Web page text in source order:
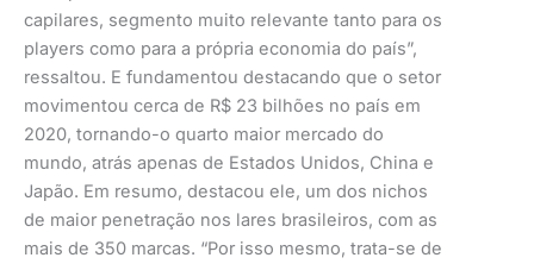
capilares, segmento muito relevante tanto para os
players como para a própria economia do país”,
ressaltou. E fundamentou destacando que o setor
movimentou cerca de R$ 23 bilhões no país em
2020, tornando-o quarto maior mercado do
mundo, atrás apenas de Estados Unidos, China e
Japão. Em resumo, destacou ele, um dos nichos
de maior penetração nos lares brasileiros, com as
mais de 350 marcas. “Por isso mesmo, trata-se de